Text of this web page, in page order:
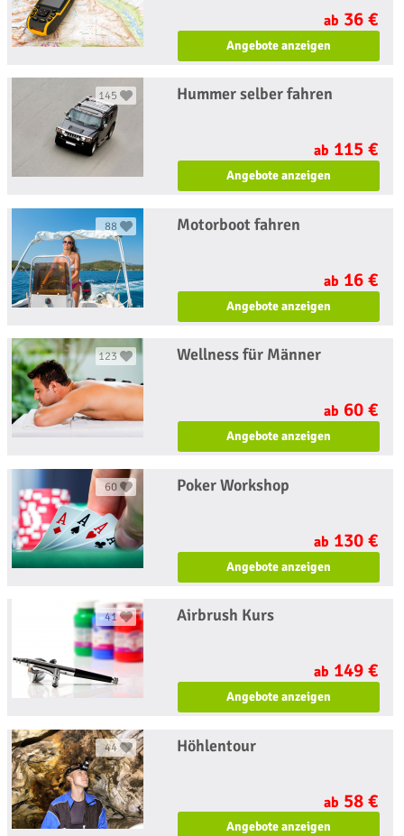
ab 36 €
Angebote anzeigen
145 Hummer selber fahren
ab 115 €
Angebote anzeigen
88 Motorboot fahren
ab 16 €
Angebote anzeigen
123 Wellness für Männer
ab 60 €
Angebote anzeigen
60 Poker Workshop
ab 130 €
Angebote anzeigen
41 Airbrush Kurs
ab 149 €
Angebote anzeigen
44 Höhlentour
ab 58 €
Angebote anzeigen